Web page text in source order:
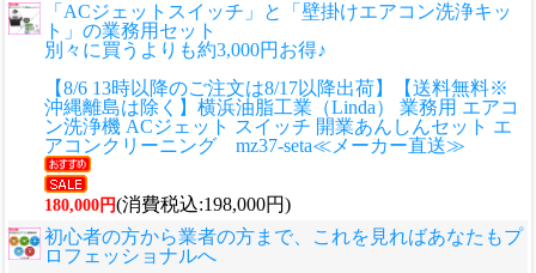
「ACジェットスイッチ」と「壁掛けエアコン洗浄キッ
ト」の業務用セット
別々に買うよりも約3,000円お得♪
【8/6 13時以降のご注文は8/17以降出荷】【送料無料※
沖縄離島は除く】横浜油脂工業（Linda） 業務用 エアコ
ン洗浄機 ACジェット スイッチ 開業あんしんセット エ
アコンクリーニング mz37-seta≪メーカー直送≫
180,000円(消費税込:198,000円)
初心者の方から業者の方まで、これを見ればあなたもプ
ロフェッショナルへ